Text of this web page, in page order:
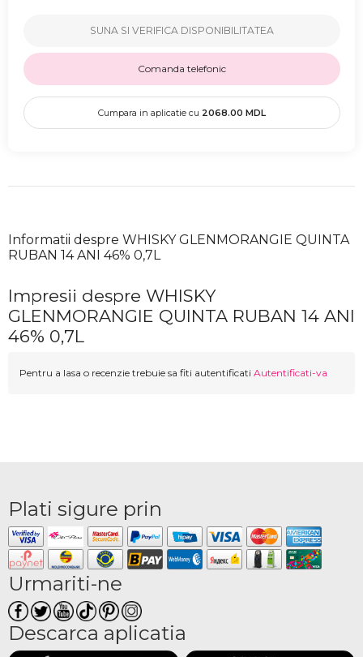
SUNA SI VERIFICA DISPONIBILITATEA
Comanda telefonic
Cumpara in aplicatie cu 2068.00 MDL
Informatii despre WHISKY GLENMORANGIE QUINTA
RUBAN 14 ANI 46% 0,7L
Impresii despre WHISKY
GLENMORANGIE QUINTA RUBAN 14 ANI
46% 0,7L
Pentru a lasa o recenzie trebuie sa fiti autentificati Autentificati-va
Plati sigure prin
Urmariti-ne
Descarca aplicatia